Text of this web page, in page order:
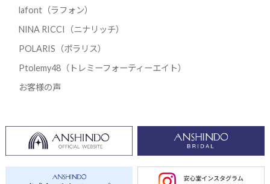
lafont（ラフォン）
NINA RICCI（ニナリッチ）
POLARIS（ポラリス）
Ptolemy48（トレミーフォーティーエイト）
お客様の声